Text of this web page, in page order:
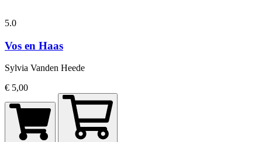
5.0
Vos en Haas
Sylvia Vanden Heede
€ 5,00